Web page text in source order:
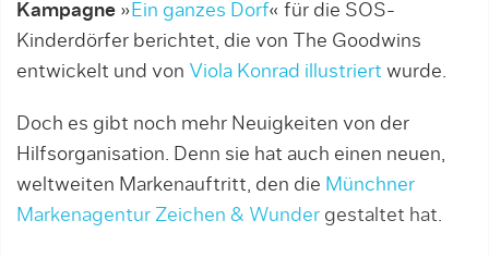
Kampagne » Ein ganzes Dorf« für die SOS-
Kinderdörfer berichtet, die von The Goodwins
entwickelt und von Viola Konrad illustriert wurde.
Doch es gibt noch mehr Neuigkeiten von der
Hilfsorganisation. Denn sie hat auch einen neuen,
weltweiten Markenauftritt, den die Münchner
Markenagentur Zeichen & Wunder gestaltet hat.